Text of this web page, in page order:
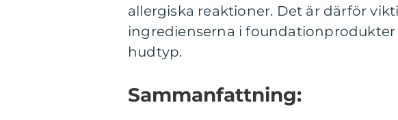
allergiska reaktioner. Det är därför
ingredienserna i foundationprodukter
hudtyp.
Sammanfattning: